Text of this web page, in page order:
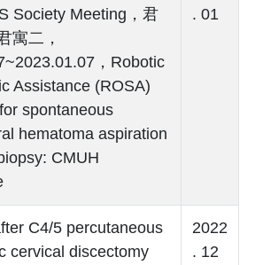
Society Meeting，君
寓二，
，Robotic
Assistance (ROSA)
spontaneous
hematoma aspiration
CMUH
. 01
C4/5 percutaneous
cervical discectomy
2022
. 12